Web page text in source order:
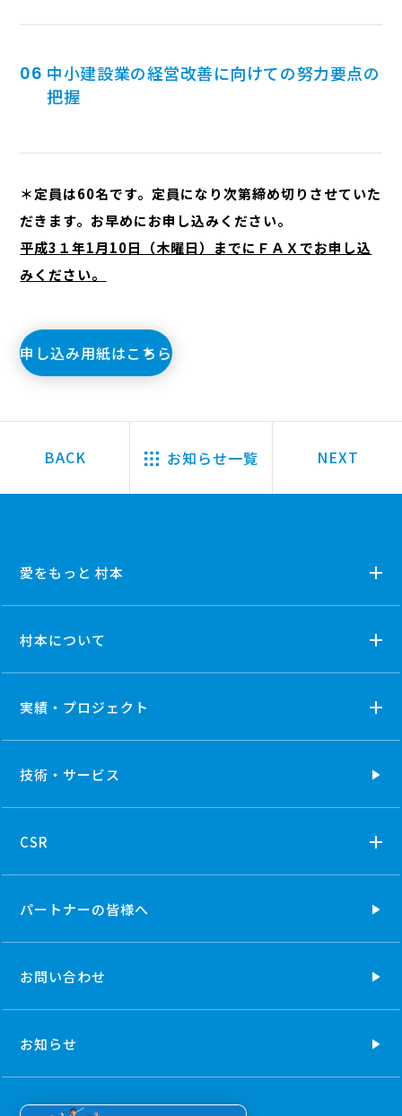
中小建設業の経営改善に向けての努力要点の
把握
＊定員は60名です。定員になり次第締め切りさせていた
だきます。お早めにお申し込みください。
平成3１年1月10日（木曜日）までにＦＡＸでお申し込
みください。
申し込み用紙はこちら
お知らせ一覧
愛をもっと 村本
村本について
実績・プロジェクト
技術・ サービス
CSR
パートナーの皆様へ
お問い合わせ
お知らせ